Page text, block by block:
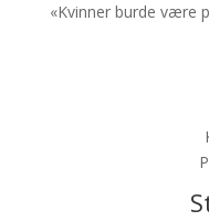
«Kvinner burde være